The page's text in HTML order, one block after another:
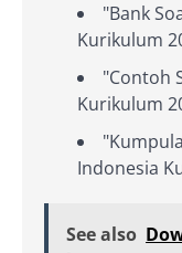
"Bank
Kurikulum
"Contoh
Kurikulum
Indonesia
See also